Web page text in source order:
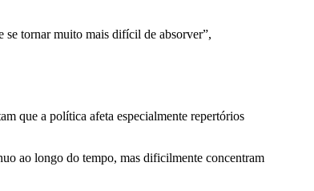
se tornar muito mais difícil de absorver”,
que a política afeta especialmente repertórios
ao longo do tempo, mas dificilmente concentram